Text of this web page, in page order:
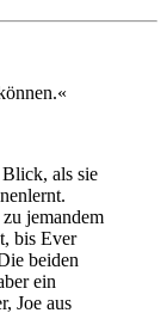
als sie
jemandem
bis Ever
beiden
ein
Joe aus